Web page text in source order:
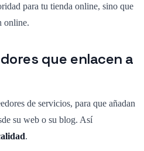
para tu tienda online, sino que
online.
que enlacen a
de servicios, para que añadan
su web o su blog. Así
.